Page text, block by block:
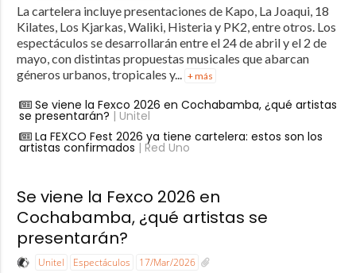
La cartelera incluye presentaciones de Kapo, La Joaqui, 18
Kilates, Los Kjarkas, Waliki, Histeria y PK2, entre otros. Los
espectáculos se desarrollarán entre el 24 de abril y el 2 de
mayo, con distintas propuestas musicales que abarcan
géneros urbanos, tropicales y... + más
Se viene la Fexco 2026 en Cochabamba, ¿qué artistas
se presentarán? | Unitel
La FEXCO Fest 2026 ya tiene cartelera: estos son los
artistas confirmados | Red Uno
Se viene la Fexco 2026 en
Cochabamba, ¿qué artistas se
presentarán?
Unitel Espectáculos 17/Mar/2026